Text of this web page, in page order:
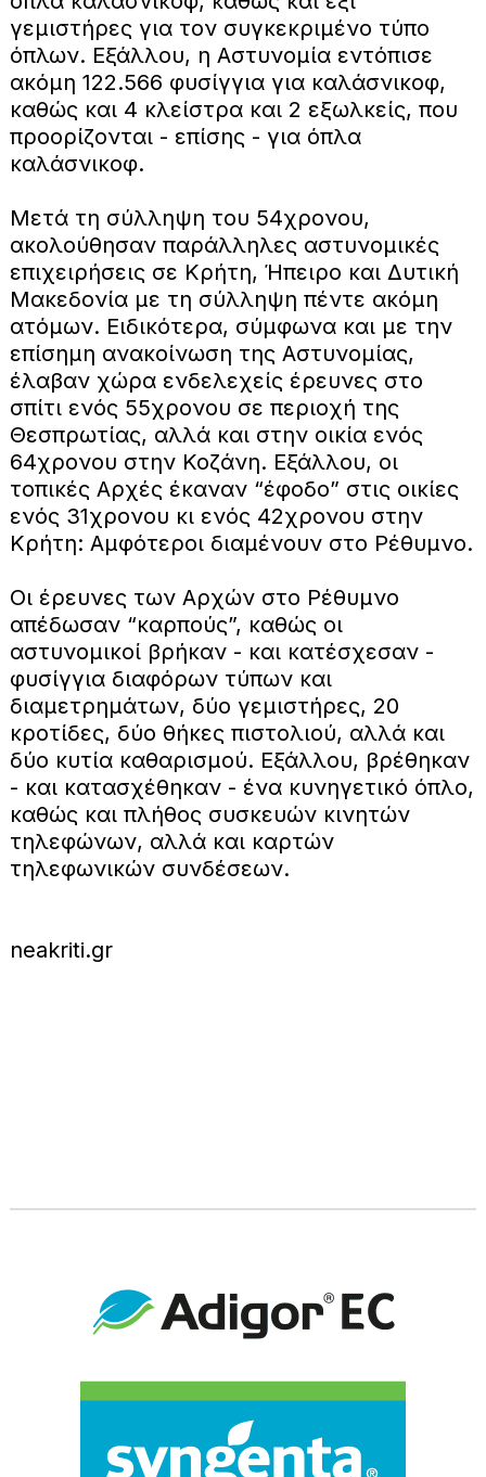
γεμιστήρες για τον συγκεκριμένο τύπο
όπλων. Εξάλλου, η Αστυνομία εντόπισε
ακόμη 122.566 φυσίγγια για καλάσνικοφ,
καθώς και 4 κλείστρα και 2 εξωλκείς, που
προορίζονται - επίσης - για όπλα
καλάσνικοφ.
Μετά τη σύλληψη του 54χρονου,
ακολούθησαν παράλληλες αστυνομικές
επιχειρήσεις σε Κρήτη, Ήπειρο και Δυτική
Μακεδονία με τη σύλληψη πέντε ακόμη
ατόμων. Ειδικότερα, σύμφωνα και με την
επίσημη ανακοίνωση της Αστυνομίας,
έλαβαν χώρα ενδελεχείς έρευνες στο
σπίτι ενός 55χρονου σε περιοχή της
Θεσπρωτίας, αλλά και στην οικία ενός
64χρονου στην Κοζάνη. Εξάλλου, οι
τοπικές Αρχές έκαναν “έφοδο” στις οικίες
ενός 31χρονου κι ενός 42χρονου στην
Κρήτη: Αμφότεροι διαμένουν στο Ρέθυμνο.
Οι έρευνες των Αρχών στο Ρέθυμνο
απέδωσαν “καρπούς”, καθώς οι
αστυνομικοί βρήκαν - και κατέσχεσαν -
φυσίγγια διαφόρων τύπων και
διαμετρημάτων, δύο γεμιστήρες, 20
κροτίδες, δύο θήκες πιστολιού, αλλά και
δύο κυτία καθαρισμού. Εξάλλου, βρέθηκαν
- και κατασχέθηκαν - ένα κυνηγετικό όπλο,
καθώς και πλήθος συσκευών κινητών
τηλεφώνων, αλλά και καρτών
τηλεφωνικών συνδέσεων.
neakriti.gr